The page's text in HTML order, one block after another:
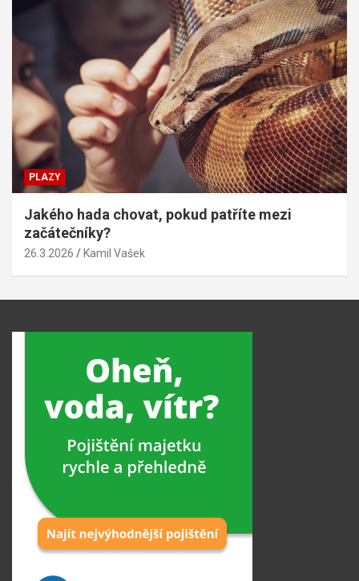
PLAZY
Jakého hada chovat, pokud patříte mezi
začátečníky?
26.3.2026 Kamil Vašek